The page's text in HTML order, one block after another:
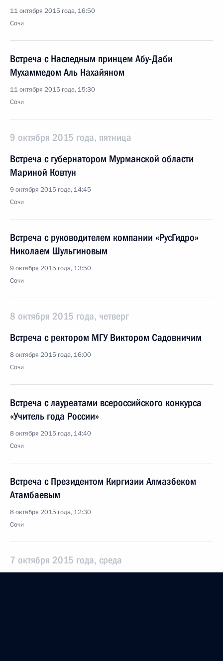
11 октября 2015 года, 16:50
Сочи
Встреча с Наследным принцем Абу-Даби
Мухаммедом Аль Нахайяном
11 октября 2015 года, 15:30
Сочи
9 октября 2015 года, пятница
Встреча с губернатором Мурманской области
Мариной Ковтун
9 октября 2015 года, 14:45
Сочи
Встреча с руководителем компании «РусГидро»
Николаем Шульгиновым
9 октября 2015 года, 13:50
Сочи
8 октября 2015 года, четверг
Встреча с ректором МГУ Виктором Садовничим
8 октября 2015 года, 16:00
Сочи
Встреча с лауреатами всероссийского конкурса
«Учитель года России»
8 октября 2015 года, 14:40
Сочи
Встреча с Президентом Киргизии Алмазбеком
Атамбаевым
8 октября 2015 года, 12:30
Сочи
7 октября 2015 года, среда